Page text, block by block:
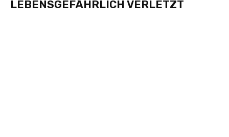
LEBENSGEFÄHRLICH VERLETZT